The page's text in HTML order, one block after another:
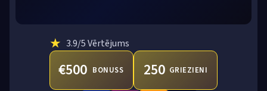
★ 3.9/5 Vērtējums
€500 BONUSS 250 GRIEZIENI